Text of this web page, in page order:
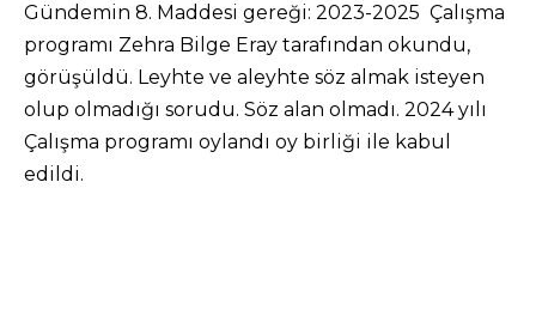
Gündemin 8. Maddesi gereği: 2023-2025 Çalışma
programı Zehra Bilge Eray tarafından okundu,
görüşüldü. Leyhte ve aleyhte söz almak isteyen
olup olmadığı sorudu. Söz alan olmadı. 2024 yılı
Çalışma programı oylandı oy birliği ile kabul
edildi.